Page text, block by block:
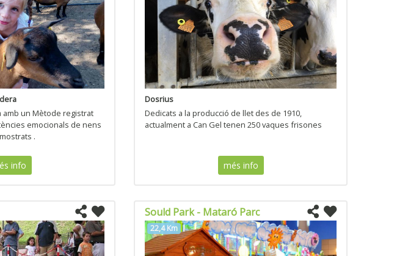
amb un Mètode registrat
emocionals de nens
.
info
Dosrius
Dedicats a la producció de llet des de 1910,
actualment a Can Gel tenen 250 vaques frisones
més info
Sould Park - Mataró Parc
22,4 Km